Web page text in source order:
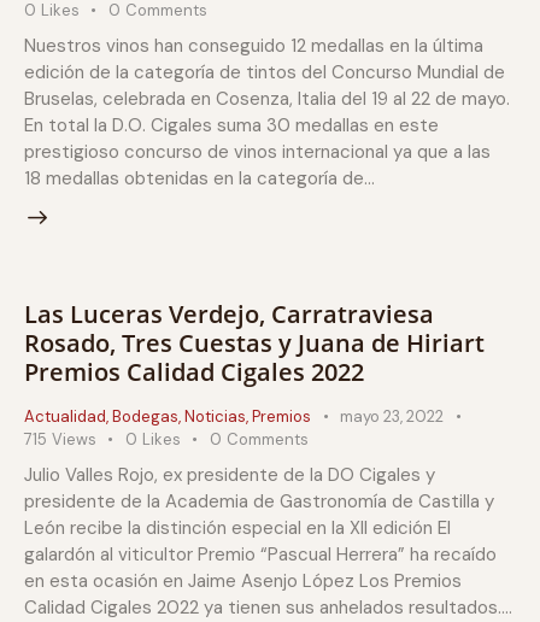
0 Likes 0 Comments
Nuestros vinos han conseguido 12 medallas en la última
edición de la categoría de tintos del Concurso Mundial de
Bruselas, celebrada en Cosenza, Italia del 19 al 22 de mayo.
En total la D.O. Cigales suma 30 medallas en este
prestigioso concurso de vinos internacional ya que a las
18 medallas obtenidas en la categoría de…
Las Luceras Verdejo, Carratraviesa
Rosado, Tres Cuestas y Juana de Hiriart
Premios Calidad Cigales 2022
Actualidad,Bodegas,Noticias,Premios
mayo 23, 2022
715 Views 0 Likes 0 Comments
Julio Valles Rojo, ex presidente de la DO Cigales y
presidente de la Academia de Gastronomía de Castilla y
León recibe la distinción especial en la XII edición El
galardón al viticultor Premio “Pascual Herrera” ha recaído
en esta ocasión en Jaime Asenjo López Los Premios
Calidad Cigales 2022 ya tienen sus anhelados resultados.…